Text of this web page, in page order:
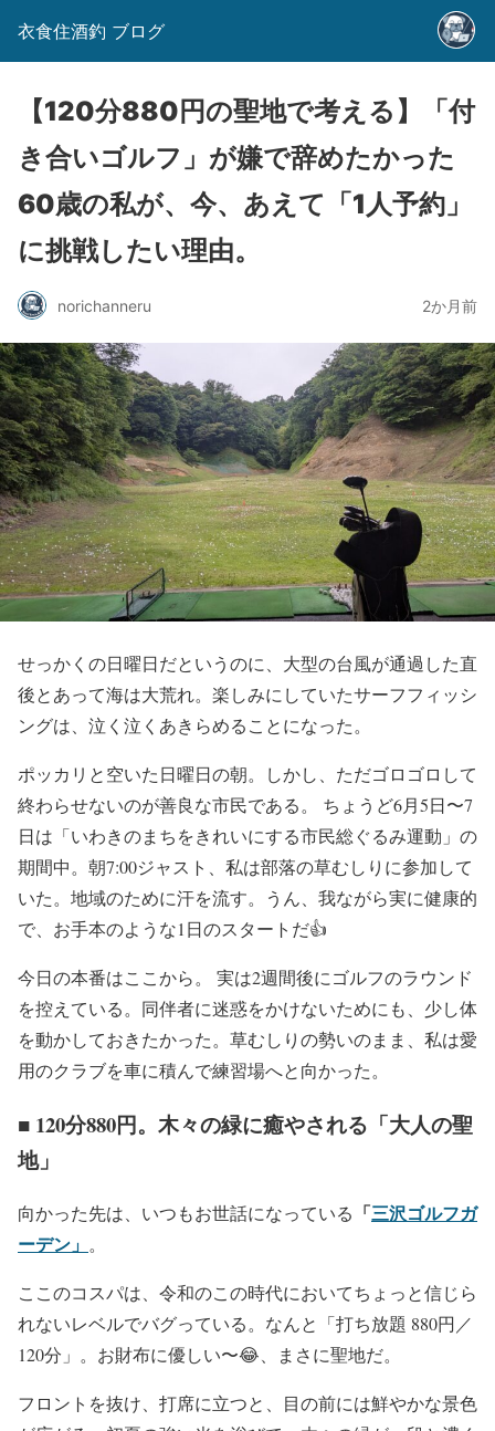
衣食住酒釣 ブログ
【120分880円の聖地で考える】「付
き合いゴルフ」が嫌で辞めたかった
60歳の私が、今、あえて「1人予約」
に挑戦したい理由。
norichanneru 2か月前
せっかくの日曜日だというのに、大型の台風が通過した直
後とあって海は大荒れ。楽しみにしていたサーフフィッシ
ングは、泣く泣くあきらめることになった。
ポッカリと空いた日曜日の朝。しかし、ただゴロゴロして
終わらせないのが善良な市民である。 ちょうど6月5日〜7
日は「いわきのまちをきれいにする市民総ぐるみ運動」の
期間中。朝7:00ジャスト、私は部落の草むしりに参加して
いた。地域のために汗を流す。うん、我ながら実に健康的
で、お手本のような1日のスタートだ👍️
今日の本番はここから。 実は2週間後にゴルフのラウンド
を控えている。同伴者に迷惑をかけないためにも、少し体
を動かしておきたかった。草むしりの勢いのまま、私は愛
用のクラブを車に積んで練習場へと向かった。
■ 120分880円。木々の緑に癒やされる「大人の聖
地」
向かった先は、いつもお世話になっている 「三沢ゴルフガ
ーデン」 。
ここのコスパは、令和のこの時代においてちょっと信じら
れないレベルでバグっている。なんと「打ち放題 880円／
120分」。お財布に優しい〜😂、まさに聖地だ。
フロントを抜け、打席に立つと、目の前には鮮やかな景色